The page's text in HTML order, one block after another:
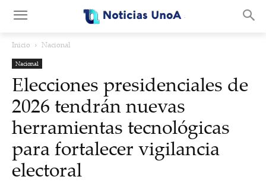
Inicio Nacional
Nacional
Elecciones presidenciales de
2026 tendrán nuevas
herramientas tecnológicas
para fortalecer vigilancia
electoral